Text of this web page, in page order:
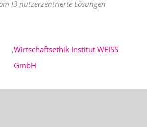
I3 nutzerzentrierte Lösungen
,Wirtschaftsethik Institut WEISS
GmbH